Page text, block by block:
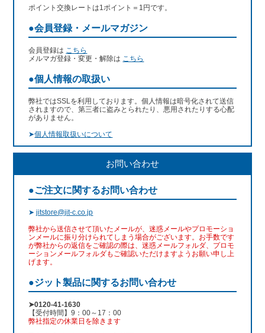
ポイント交換レートは1ポイント＝1円です。
●会員登録・メールマガジン
会員登録は こちら
メルマガ登録・変更・解除は こちら
●個人情報の取扱い
弊社ではSSLを利用しております。個人情報は暗号化されて送信
されますので、第三者に盗みとられたり、悪用されたりする心配
がありません。
➤個人情報取扱いについて
お問い合わせ
●ご注文に関するお問い合わせ
➤jitstore@jit-c.co.jp
弊社から送信させて頂いたメールが、迷惑メールやプロモーショ
ンメールに振り分けられてしまう場合がございます。お手数です
が弊社からの返信をご確認の際は、迷惑メールフォルダ、プロモ
ーションメールフォルダもご確認いただけますようお願い申し上
げます。
●ジット製品に関するお問い合わせ
➤0120-41-1630
【受付時間】9：00～17：00
弊社指定の休業日を除きます